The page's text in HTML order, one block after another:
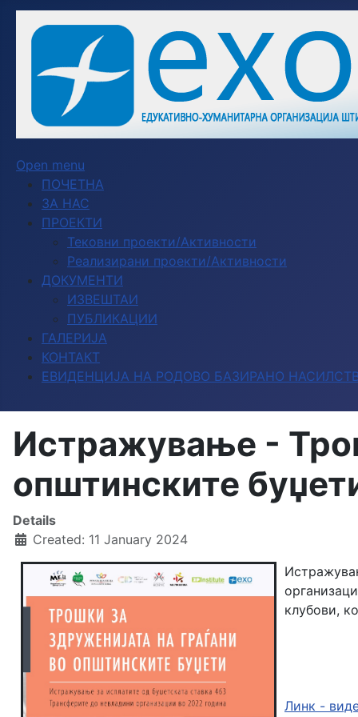
Open menu
ПОЧЕТНА
ЗА НАС
ПРОЕКТИ
Тековни проекти/Активности
Реализирани проекти/Активности
ДОКУМЕНТИ
ИЗВЕШТАИ
ПУБЛИКАЦИИ
ГАЛЕРИЈА
КОНТАКТ
ЕВИДЕНЦИЈА НА РОДОВО БАЗИРАНО
Истражување -
општинските
Details
Created: 11 January 2024
клубови,
Линк -